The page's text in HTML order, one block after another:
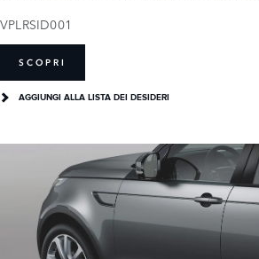
VPLRSID001
SCOPRI
AGGIUNGI ALLA LISTA DEI DESIDERI